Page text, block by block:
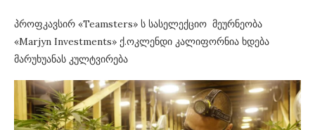
პროფკავსირ «Teamsters» ს სასელექციო მეურნეობა
«Marjyn Investments» ქ.ოკლენდი კალიფორნია ხდება
მარუხუანას კულტვირება